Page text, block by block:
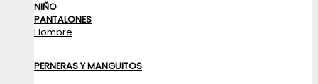
NIÑO
PANTALONES
Hombre
PERNERAS Y MANGUITOS